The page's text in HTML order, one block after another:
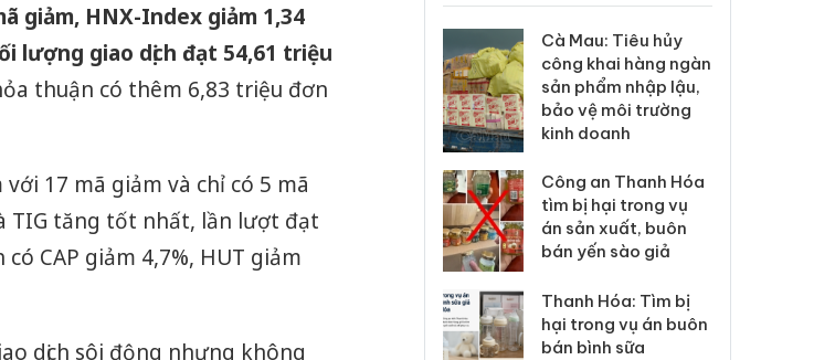
giảm, HNX-Index giảm 1,34
lượng giao dịch đạt 54,61 triệu
thuận có thêm 6,83 triệu đơn
17 mã giảm và chỉ có 5 mã
TIG tăng tốt nhất, lần lượt đạt
CAP giảm 4,7%, HUT giảm
dịch sôi động nhưng không
Cà Mau: Tiêu hủy
công khai hàng ngàn
sản phẩm nhập lậu,
Công an Thanh Hóa
án sản xuất, buôn
bán yến sào giả
bán bình sữa
Khẩn trương xác
minh, xử lý sản phẩm
Slimaura Care x3 sử
dụng giấy phép giả
mạo
Lào Cai xử lý 83 vụ vi
phạm thương mại
trong tháng 7
Hưng Yên: Xử lý 6 hộ
kinh doanh bán hàng
giả mạo nhãn hiệu